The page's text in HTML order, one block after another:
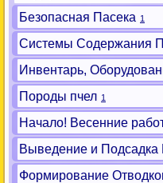
Безопасная Пасека 1
Системы Содержания
Инвентарь,
Породы пчел 1
Начало! Весенние
Выведение и Подсадка
Формирование